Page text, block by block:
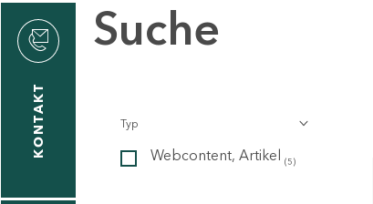
KONTAKT
Suche
Typ
Webcontent, Artikel (5)